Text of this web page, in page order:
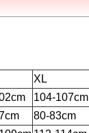
XL
104-107cm
80-83cm